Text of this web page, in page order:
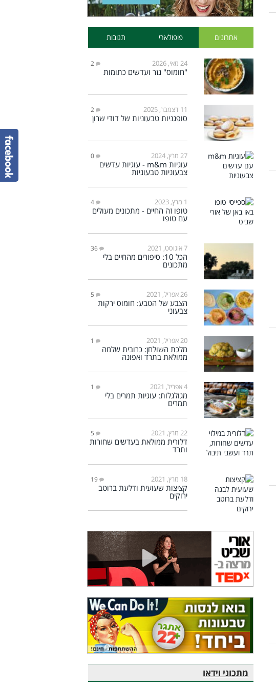
אחרונים פופולארי תגובות
24 מאי, 2026 2
"חומוס" גזר ועדשים כתומות
11 דצמבר, 2025 2
סופגניות טבעוניות של דודי שרון
27 מרץ, 2024 0
עוגיות m&m - עוגיות עדשים
צבעוניות טבעוניות
1 מרץ, 2023 4
טופו זה החיים - מתכונים מעולים
עם טופו
7 אוגוסט, 2021 36
הכל 10: סיפורים מהחיים בלי
מתכונים
26 אפריל, 2021 5
הצבע של הטבע: חומוס ירקות
צבעוני
20 אפריל, 2021 1
מלכת השולחן: כרובית שלמה
ממולאת בתרד ואפונה
4 אפריל, 2021 1
מגולגלות: עוגיות תמרים בלי
תמרים
22 מרץ, 2021 5
דלורית ממולאת בעדשים שחורות
ותרד
18 מרץ, 2021 19
קציצות שעועית ודלעת ברוטב
ירוקים
מתכוני וידאו